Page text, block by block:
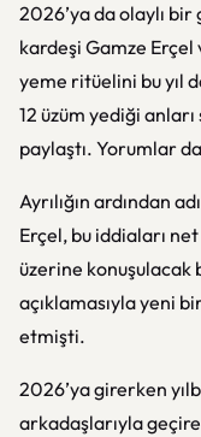
2026’ya da olaylı bir
kardeşi Gamze Erçel
yeme ritüelini bu yıl
12 üzüm yediği
paylaştı. Yorumlar
Ayrılığın ardından
Erçel, bu iddiaları
üzerine konuşulacak
açıklamasıyla yeni
etmişti.
2026’ya girerken
arkadaşlarıyla